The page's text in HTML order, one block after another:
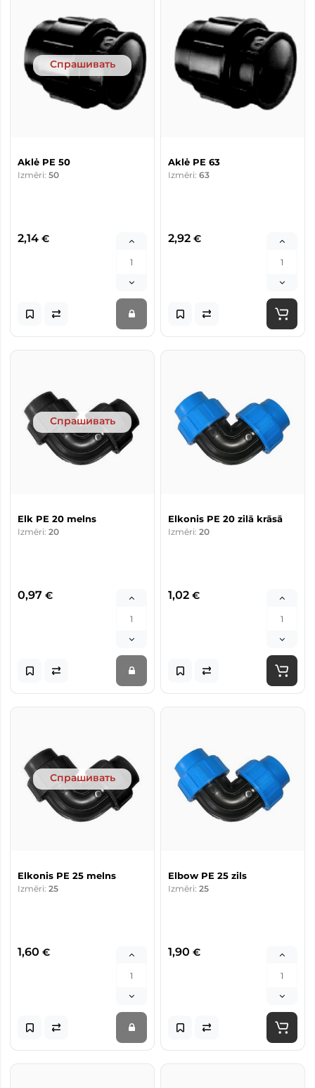
Спрашивать
Aklė PE 50
Izmēri: 50
2,14 €
Aklė PE 63
Izmēri: 63
2,92 €
Спрашивать
Elk PE 20 melns
Izmēri: 20
0,97 €
Elkonis PE 20 zilā krāsā
Izmēri: 20
1,02 €
Спрашивать
Elkonis PE 25 melns
Izmēri: 25
1,60 €
Elbow PE 25 zils
Izmēri: 25
1,90 €